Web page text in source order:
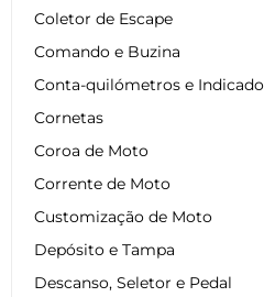
Coletor de Escape
Comando e Buzina
Conta-quilómetros e
Cornetas
Coroa de Moto
Corrente de Moto
Customização de Moto
Depósito e Tampa
Descanso, Seletor e Pedal